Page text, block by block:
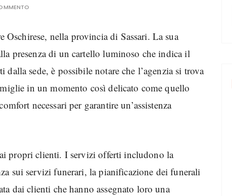
Oschirese, nella provincia di Sassari. La sua
presenza di un cartello luminoso che indica il
sede, è possibile notare che l’agenzia si trova
in un momento così delicato come quello
necessari per garantire un’assistenza
propri clienti. I servizi offerti includono la
sui servizi funerari, la pianificazione dei funerali
dai clienti che hanno assegnato loro una